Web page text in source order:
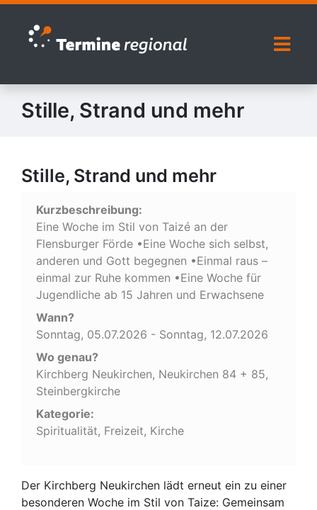
Zur Navigation springen
Zum Inhalt springen
Stille, Strand und mehr
Stille, Strand und mehr
Kurzbeschreibung:
Eine Woche im Stil von Taizé an der
Flensburger Förde •Eine Woche sich selbst,
anderen und Gott begegnen •Einmal raus –
einmal zur Ruhe kommen •Eine Woche für
Jugendliche ab 15 Jahren und Erwachsene
Wann?
Sonntag, 05.07.2026 - Sonntag, 12.07.2026
Wo genau?
Kirchberg Neukirchen, Neukirchen 84 + 85,
Steinbergkirche
Kategorie:
Spiritualität, Freizeit, Kirche
Der Kirchberg Neukirchen lädt erneut ein zu einer
besonderen Woche im Stil von Taize: Gemeinsam